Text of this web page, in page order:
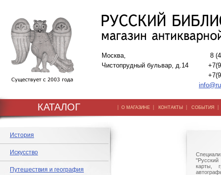
Москва,
Чистопрудный бульвар, д.14
8
КАТАЛОГ | О МАГАЗИНЕ | КОНТАКТЫ | СОБЫТИЯ
История
Искусство
Путешествия и география
"Русский
карты,